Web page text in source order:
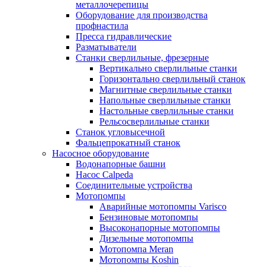
металлочерепицы
Оборудование для производства
профнастила
Пресса гидравлические
Разматыватели
Станки сверлильные, фрезерные
Вертикально сверлильные станки
Горизонтально сверлильный станок
Магнитные сверлильные станки
Напольные сверлильные станки
Настольные сверлильные станки
Рельсосверлильные станки
Станок угловысечной
Фальцепрокатный станок
Насосное оборудование
Водонапорные башни
Насос Calpeda
Соединительные устройства
Мотопомпы
Аварийные мотопомпы Varisco
Бензиновые мотопомпы
Высоконапорные мотопомпы
Дизельные мотопомпы
Мотопомпа Meran
Мотопомпы Koshin